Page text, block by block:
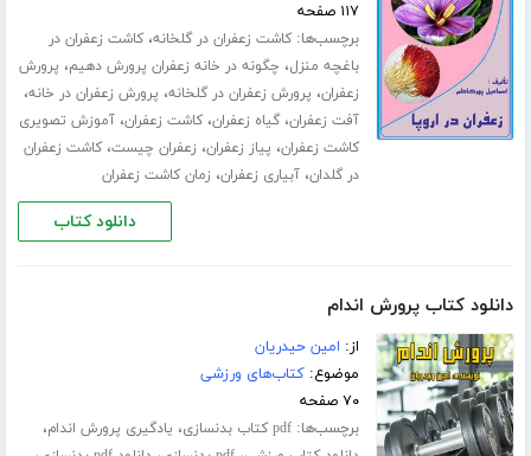
۱۱۷ صفحه
برچسب‌ها:کاشت زعفران در گلخانه،کاشت زعفران در
باغچه منزل، چگونه در خانه زعفران پرورش دهیم، پرورش
زعفران، پرورش زعفران در گلخانه، پرورش زعفران در خانه،
آفت زعفران،گیاه زعفران،کاشت زعفران،آموزش تصویری
کاشت زعفران، پیاز زعفران، زعفران چیست،کاشت زعفران
در گلدان،آبیاری زعفران، زمان کاشت زعفران
دانلود کتاب
دانلود کتاب پرورش اندام
از: امین حیدریان
موضوع:کتاب‌های ورزشی
۷۰ صفحه
برچسب‌ها:pdf کتاب بدنسازی ، یادگیری پرورش اندام،